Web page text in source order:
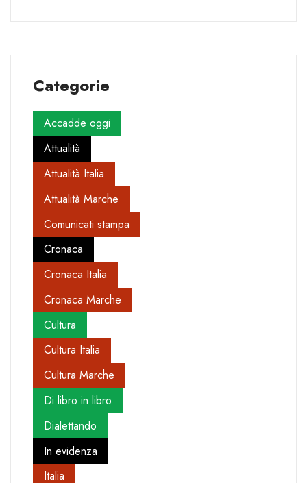
Categorie
Accadde oggi
Attualità
Attualità Italia
Attualità Marche
Comunicati stampa
Cronaca
Cronaca Italia
Cronaca Marche
Cultura
Cultura Italia
Cultura Marche
Di libro in libro
Dialettando
In evidenza
Italia